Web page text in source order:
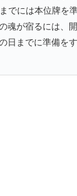
でには本位牌を
魂が宿るには、
日までに準備を